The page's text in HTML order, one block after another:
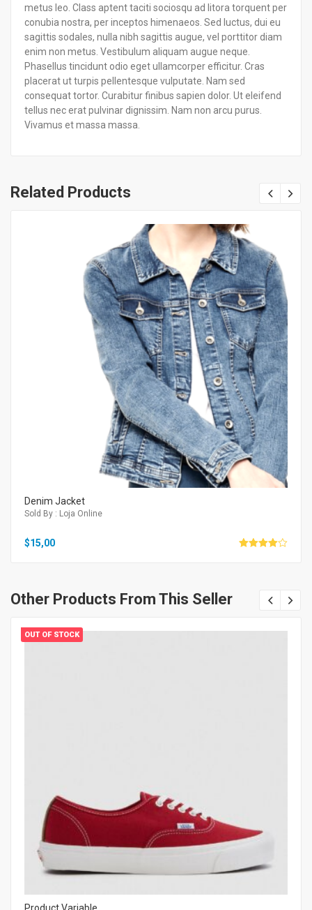
metus leo. Class aptent taciti sociosqu ad litora torquent per
conubia nostra, per inceptos himenaeos. Sed luctus, dui eu
sagittis sodales, nulla nibh sagittis augue, vel porttitor diam
enim non metus. Vestibulum aliquam augue neque.
Phasellus tincidunt odio eget ullamcorper efficitur. Cras
placerat ut turpis pellentesque vulputate. Nam sed
consequat tortor. Curabitur finibus sapien dolor. Ut eleifend
tellus nec erat pulvinar dignissim. Nam non arcu purus.
Vivamus et massa massa.
Related Products
Denim Jacket
Sold By : Loja Online
$15,00
Other Products From This Seller
OUT OF STOCK